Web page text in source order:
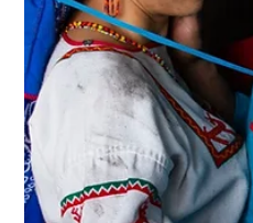
Victoria Molina
con una
redescubrir la
Centro Tolzú presenta "Más
una exposición que invita
sostiene la vida, pero que
desapercibido. La muestra
especialmente para esta